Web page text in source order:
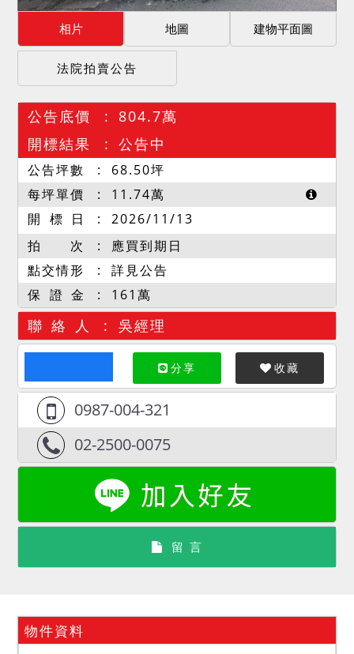
相片 地圖 建物平面圖
法院拍賣公告
公告底價
804.7萬
開標結果
公告中
公告坪數 68.50坪
每坪單價
11.74萬
開 標 日
2026/11/13
拍 次
應買到期日
點交情形
詳見公告
保 證 金
161萬
聯 絡 人 吳經理
分享 收藏
0987-004-321
02-2500-0075
留 言
物件資料